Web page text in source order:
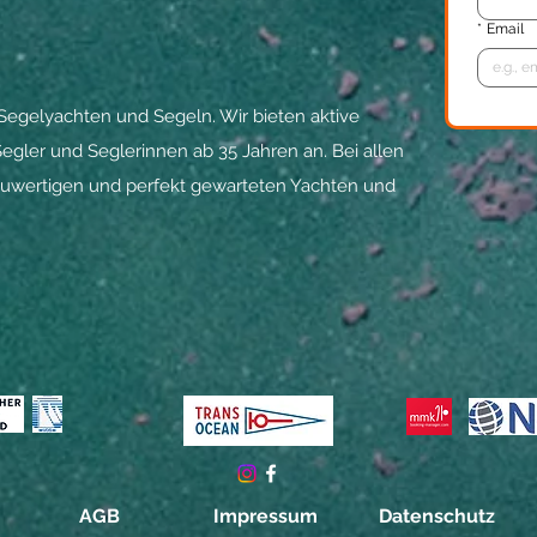
und Segeln. Wir bieten aktive
und Seglerinnen ab 35 Jahren an. Bei allen
und perfekt gewarteten Yachten und
* Email
AGB Impressum Datenschutz